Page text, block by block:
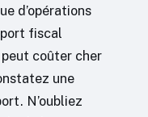
d’opérations
fiscal
coûter cher
une
N’oubliez